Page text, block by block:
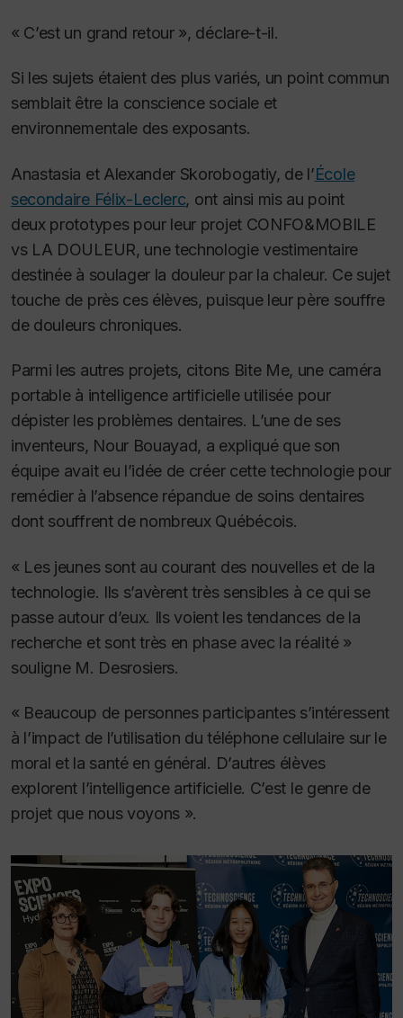
« C’est un grand retour », déclare-t-il.
Si les sujets étaient des plus variés, un point commun
semblait être la conscience sociale et
environnementale des exposants.
Anastasia et Alexander Skorobogatiy, de l’École
secondaire Félix-Leclerc, ont ainsi mis au point
deux prototypes pour leur projet CONFO&MOBILE
vs LA DOULEUR, une technologie vestimentaire
destinée à soulager la douleur par la chaleur. Ce sujet
touche de près ces élèves, puisque leur père souffre
de douleurs chroniques.
Parmi les autres projets, citons Bite Me, une caméra
portable à intelligence artificielle utilisée pour
dépister les problèmes dentaires. L’une de ses
inventeurs, Nour Bouayad, a expliqué que son
équipe avait eu l’idée de créer cette technologie pour
remédier à l’absence répandue de soins dentaires
dont souffrent de nombreux Québécois.
« Les jeunes sont au courant des nouvelles et de la
technologie. Ils s’avèrent très sensibles à ce qui se
passe autour d’eux. Ils voient les tendances de la
recherche et sont très en phase avec la réalité »
souligne M. Desrosiers.
« Beaucoup de personnes participantes s’intéressent
à l’impact de l’utilisation du téléphone cellulaire sur le
moral et la santé en général. D’autres élèves
explorent l’intelligence artificielle. C’est le genre de
projet que nous voyons ».